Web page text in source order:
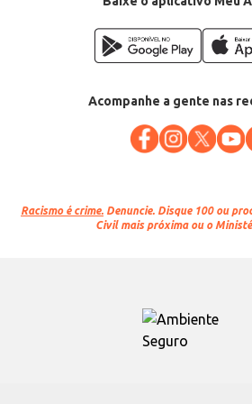
Acompanhe a gente nas
Racismo é crime. Denuncie. Disque 100 ou
Civil mais próxima ou o